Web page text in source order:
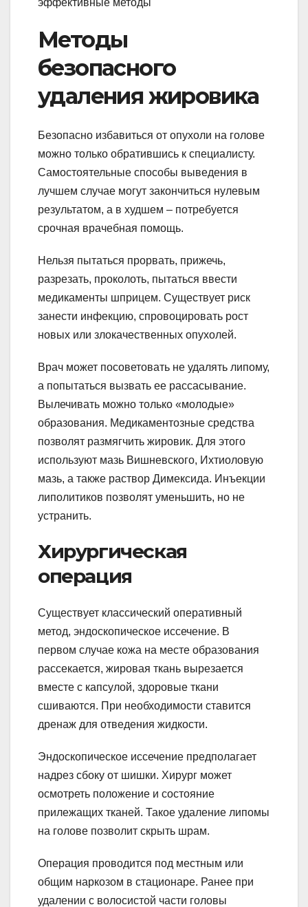
Методы
безопасного
удаления жировика
Безопасно избавиться от опухоли на голове
можно только обратившись к специалисту.
Самостоятельные способы выведения в
лучшем случае могут закончиться нулевым
результатом, а в худшем – потребуется
срочная врачебная помощь.
Нельзя пытаться прорвать, прижечь,
разрезать, проколоть, пытаться ввести
медикаменты шприцем. Существует риск
занести инфекцию, спровоцировать рост
новых или злокачественных опухолей.
Врач может посоветовать не удалять липому,
а попытаться вызвать ее рассасывание.
Вылечивать можно только «молодые»
образования. Медикаментозные средства
позволят размягчить жировик. Для этого
используют мазь Вишневского, Ихтиоловую
мазь, а также раствор Димексида. Инъекции
липолитиков позволят уменьшить, но не
устранить.
Хирургическая
операция
Существует классический оперативный
метод, эндоскопическое иссечение. В
первом случае кожа на месте образования
рассекается, жировая ткань вырезается
вместе с капсулой, здоровые ткани
сшиваются. При необходимости ставится
дренаж для отведения жидкости.
Эндоскопическое иссечение предполагает
надрез сбоку от шишки. Хирург может
осмотреть положение и состояние
прилежащих тканей. Такое удаление липомы
на голове позволит скрыть шрам.
Операция проводится под местным или
общим наркозом в стационаре. Ранее при
удалении с волосистой части головы